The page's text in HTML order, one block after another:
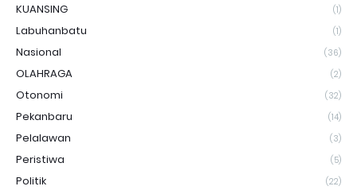
KUANSING (1)
Labuhanbatu (1)
Nasional (36)
OLAHRAGA (2)
Otonomi (32)
Pekanbaru (14)
Pelalawan (3)
Peristiwa (5)
Politik (22)